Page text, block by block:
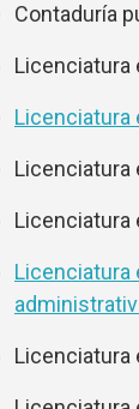
Contaduría
Licenciatura
Licenciatura
Licenciatura
Licenciatura
Licenciatura
Licenciatura